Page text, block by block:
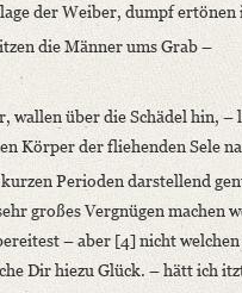
der Weiber, dumpf
die Männer ums Grab –
wallen über die Schädel hin,
Körper der fliehenden Sele
Perioden darstellend
großes Vergnügen
– aber [4] nicht
Dir hiezu Glück. – hätt ich